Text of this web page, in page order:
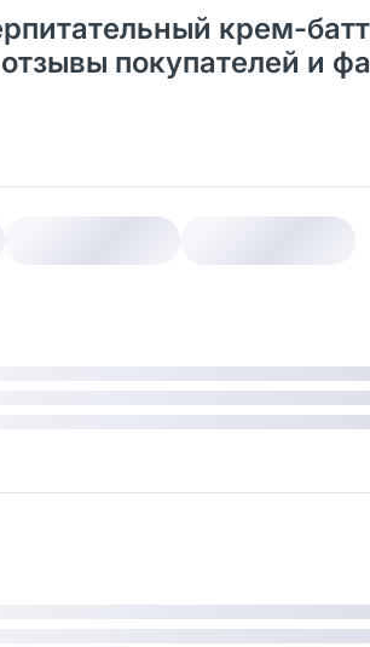
крем-
покупателей и